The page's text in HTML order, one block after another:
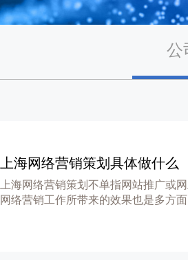
公
上海网络营销策划具体做什么
上海网络营销策划不单指网站推广或
网络营销工作所带来的效果也是多方